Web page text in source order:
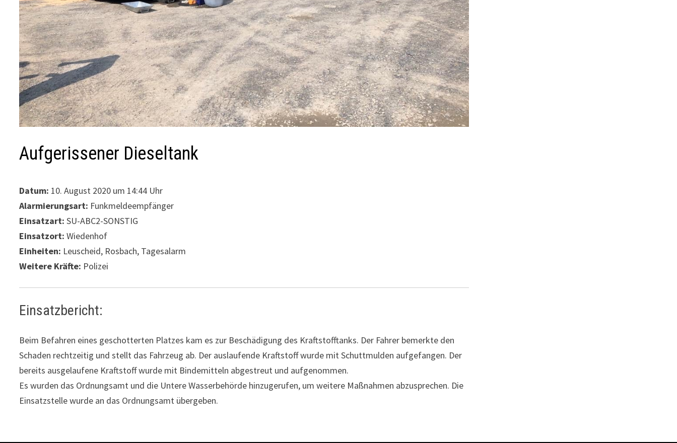
Aufgerissener Dieseltank
Datum: 10. August 2020 um 14:44 Uhr
Alarmierungsart: Funkmeldeempfänger
Einsatzart: SU-ABC2-SONSTIG
Einsatzort: Wiedenhof
Einheiten: Leuscheid, Rosbach, Tagesalarm
Weitere Kräfte: Polizei
Einsatzbericht:
Beim Befahren eines geschotterten Platzes kam es zur Beschädigung des Kraftstofftanks. Der Fahrer bemerkte den
Schaden rechtzeitig und stellt das Fahrzeug ab. Der auslaufende Kraftstoff wurde mit Schuttmulden aufgefangen. Der
bereits ausgelaufene Kraftstoff wurde mit Bindemitteln abgestreut und aufgenommen.
Es wurden das Ordnungsamt und die Untere Wasserbehörde hinzugerufen, um weitere Maßnahmen abzusprechen. Die
Einsatzstelle wurde an das Ordnungsamt übergeben.